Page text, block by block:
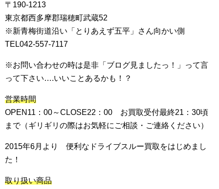
〒190-1213
東京都西多摩郡瑞穂町武蔵52
※新青梅街道沿い「とりあえず五平」さん向かい側
TEL042-557-7117
※お問い合わせの時は是非「ブログ見ましたっ！」って言
って下さい….いいことあるかも！？
営業時間
OPEN11：00～CLOSE22：00 お買取受付最終21：30頃
まで（ギリギリの際はお気軽にご相談・ご連絡ください）
2015年6月より 便利なドライブスルー買取をはじめまし
た！
取り扱い商品